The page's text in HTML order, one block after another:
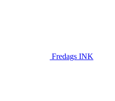
Fredags INK